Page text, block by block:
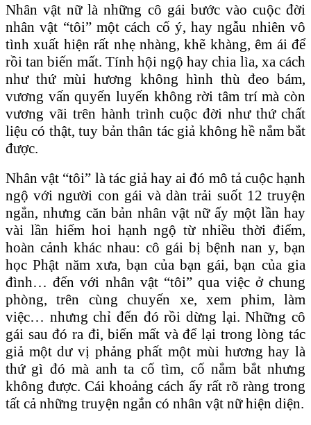
Nhân vật nữ là những cô gái bước vào cuộc đời
nhân vật “tôi” một cách cố ý, hay ngẫu nhiên vô
tình xuất hiện rất nhẹ nhàng, khẽ khàng, êm ái để
rồi tan biến mất. Tính hội ngộ hay chia lìa, xa cách
như thứ mùi hương không hình thù đeo bám,
vương vấn quyến luyến không rời tâm trí mà còn
vương vãi trên hành trình cuộc đời như thứ chất
liệu có thật, tuy bản thân tác giả không hề nắm bắt
được.
Nhân vật “tôi” là tác giả hay ai đó mô tả cuộc hạnh
ngộ với người con gái và dàn trải suốt 12 truyện
ngắn, nhưng căn bản nhân vật nữ ấy một lần hay
vài lần hiếm hoi hạnh ngộ từ nhiều thời điểm,
hoàn cảnh khác nhau: cô gái bị bệnh nan y, bạn
học Phật năm xưa, bạn của bạn gái, bạn của gia
đình… đến với nhân vật “tôi” qua việc ở chung
phòng, trên cùng chuyến xe, xem phim, làm
việc… nhưng chỉ đến đó rồi dừng lại. Những cô
gái sau đó ra đi, biến mất và để lại trong lòng tác
giả một dư vị phảng phất một mùi hương hay là
thứ gì đó mà anh ta cố tìm, cố nắm bắt nhưng
không được. Cái khoảng cách ấy rất rõ ràng trong
tất cả những truyện ngắn có nhân vật nữ hiện diện.